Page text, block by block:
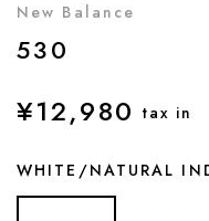
New Balance
530
¥12,980 tax in
WHITE/NATURAL